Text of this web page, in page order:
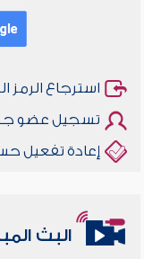
استرجاع الرمز
تسجيل عضو
إعادة تفعيل
البث